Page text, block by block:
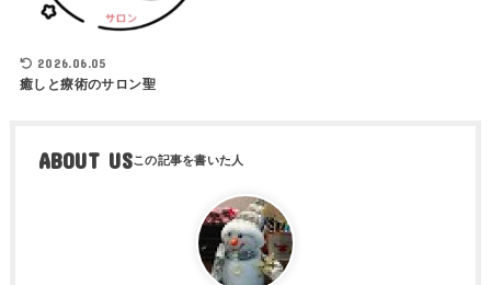
2026.06.05
癒しと療術のサロン聖
ABOUT US